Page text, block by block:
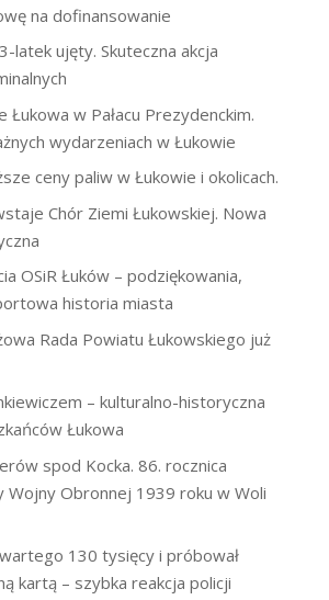
na dofinansowanie
latek ujęty. Skuteczna akcja
Łukowa w Pałacu Prezydenckim.
wydarzeniach w Łukowie
ceny paliw w Łukowie i okolicach.
Chór Ziemi Łukowskiej. Nowa
OSiR Łuków – podziękowania,
historia miasta
Rada Powiatu Łukowskiego już
– kulturalno-historyczna
Łukowa
spod Kocka. 86. rocznica
Obronnej 1939 roku w Woli
130 tysięcy i próbował
kartą – szybka reakcja policji